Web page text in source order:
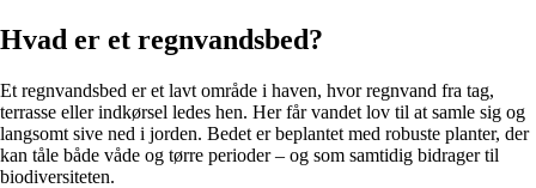
Hvad er et regnvandsbed?
Et regnvandsbed er et lavt område i haven, hvor regnvand fra tag,
terrasse eller indkørsel ledes hen. Her får vandet lov til at samle sig og
langsomt sive ned i jorden. Bedet er beplantet med robuste planter, der
kan tåle både våde og tørre perioder – og som samtidig bidrager til
biodiversiteten.